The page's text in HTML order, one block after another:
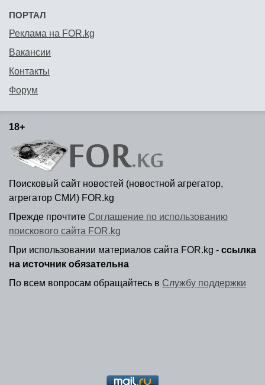
ПОРТАЛ
Реклама на FOR.kg
Вакансии
Контакты
Форум
18+
Поисковый сайт новостей (новостной агрегатор,
агрегатор СМИ) FOR.kg
Прежде прочтите Соглашение по использованию
поискового сайта FOR.kg
При использовании материалов сайта FOR.kg - ссылка
на источник обязательна
По всем вопросам обращайтесь в Службу поддержки